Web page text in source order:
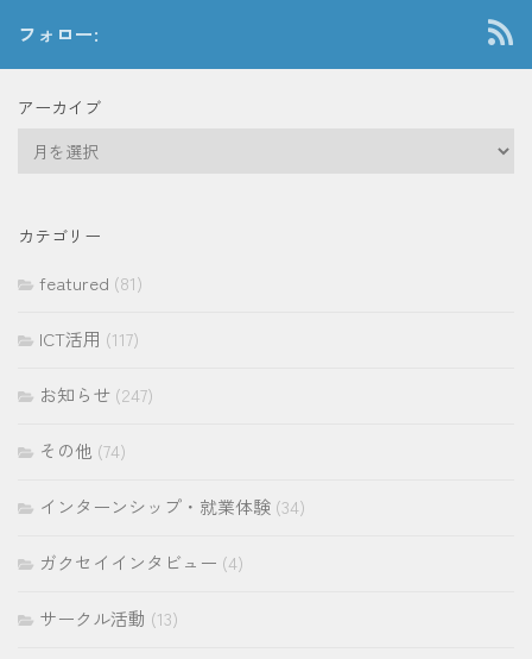
フォロー:
アーカイブ
イ
カテゴリー
featured (81)
ICT活用 (117)
お知らせ (247)
その他 (74)
インターンシップ・就業体験 (34)
ガクセイインタビュー (4)
サークル活動 (13)